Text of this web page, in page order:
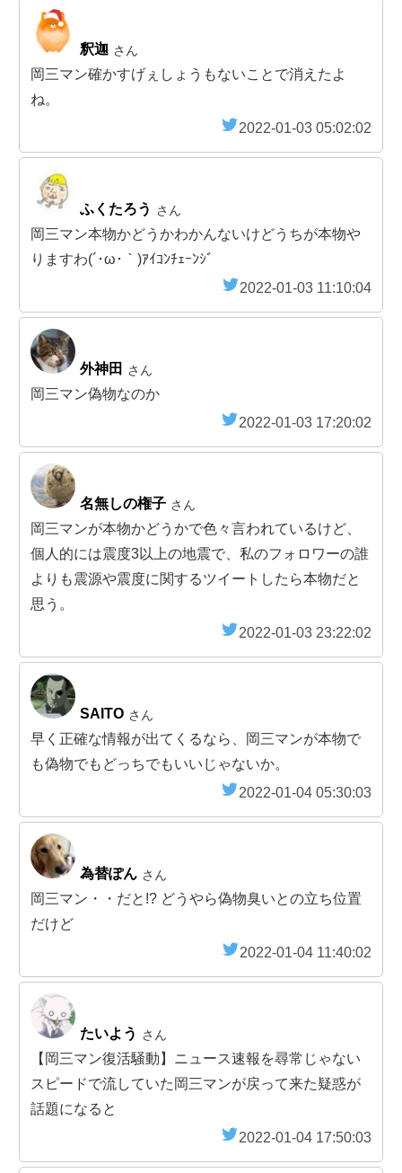
釈迦 さん
岡三マン確かすげぇしょうもないことで消えたよ
ね。
2022-01-03 05:02:02
ふくたろう さん
岡三マン本物かどうかわかんないけどうちが本物や
りますわ(´･ω･｀)ｱｲｺﾝﾁｪｰﾝｼﾞ
2022-01-03 11:10:04
外神田 さん
岡三マン偽物なのか
2022-01-03 17:20:02
名無しの権子 さん
岡三マンが本物かどうかで色々言われているけど、
個人的には震度3以上の地震で、私のフォロワーの誰
よりも震源や震度に関するツイートしたら本物だと
思う。
2022-01-03 23:22:02
SAITO さん
早く正確な情報が出てくるなら、岡三マンが本物で
も偽物でもどっちでもいいじゃないか。
2022-01-04 05:30:03
為替ぽん さん
岡三マン・・だと!? どうやら偽物臭いとの立ち位置
だけど
2022-01-04 11:40:02
たいよう さん
【岡三マン復活騒動】ニュース速報を尋常じゃない
スピードで流していた岡三マンが戻って来た疑惑が
話題になると
2022-01-04 17:50:03